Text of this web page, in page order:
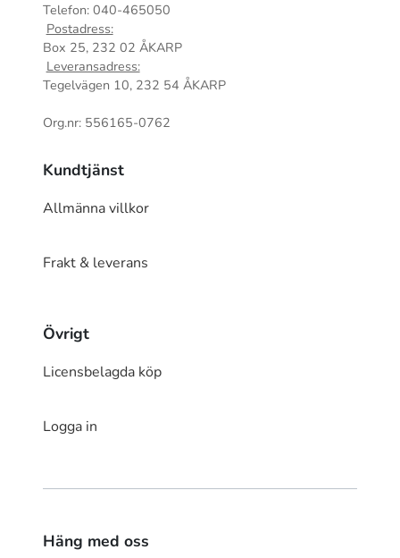
Telefon: 040-465050
Postadress:
Box 25, 232 02 ÅKARP
Leveransadress:
Tegelvägen 10, 232 54 ÅKARP
Org.nr: 556165-0762
Kundtjänst
Allmänna villkor
Frakt & leverans
Övrigt
Licensbelagda köp
Logga in
Häng med oss